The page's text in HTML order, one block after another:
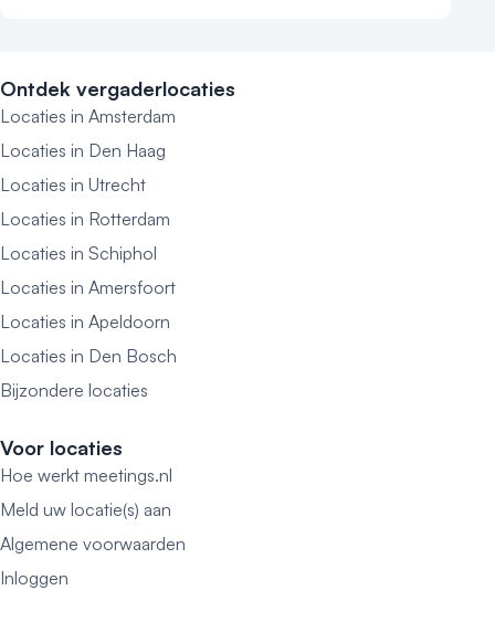
Ontdek vergaderlocaties
Locaties in Amsterdam
Locaties in Den Haag
Locaties in Utrecht
Locaties in Rotterdam
Locaties in Schiphol
Locaties in Amersfoort
Locaties in Apeldoorn
Locaties in Den Bosch
Bijzondere locaties
Voor locaties
Hoe werkt meetings.nl
Meld uw locatie(s) aan
Algemene voorwaarden
Inloggen